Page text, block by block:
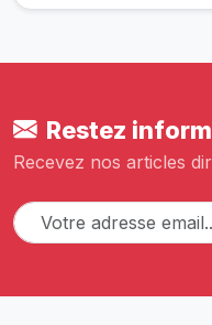
Restez
Recevez nos articles